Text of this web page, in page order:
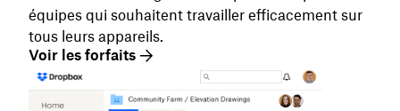
équipes qui souhaitent travailler efficacement sur
tous leurs appareils.
Voir les forfaits